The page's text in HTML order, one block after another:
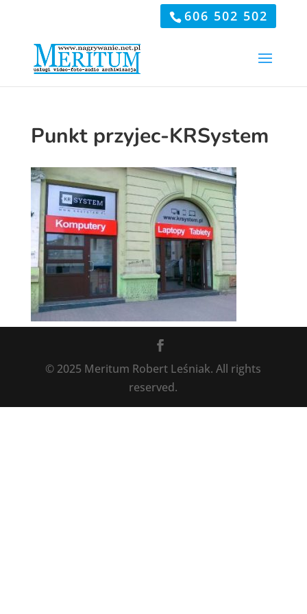
606 502 502
Punkt przyjec-KRSystem
© 2025 Meritum Robert Leśniak. All rights
reserved.